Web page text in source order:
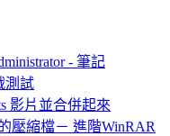
- 筆記
測試
影片並合併起來
壓縮檔－ 進階WinRAR